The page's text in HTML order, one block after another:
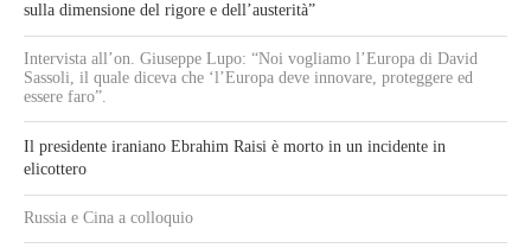
sulla dimensione del rigore e dell’austerità”
Intervista all’on. Giuseppe Lupo: “Noi vogliamo l’Europa di David
Sassoli, il quale diceva che ‘l’Europa deve innovare, proteggere ed
essere faro”.
Il presidente iraniano Ebrahim Raisi è morto in un incidente in
elicottero
Russia e Cina a colloquio